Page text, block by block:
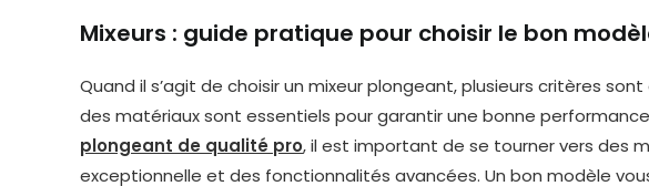
Mixeurs : guide pratique pour choisir le bon
Quand il s’agit de choisir un mixeur plongeant, plusieurs critères
des matériaux sont essentiels pour garantir une bonne
plongeant de qualité pro, il est important de se tourner vers des
exceptionnelle et des fonctionnalités avancées. Un bon modèle